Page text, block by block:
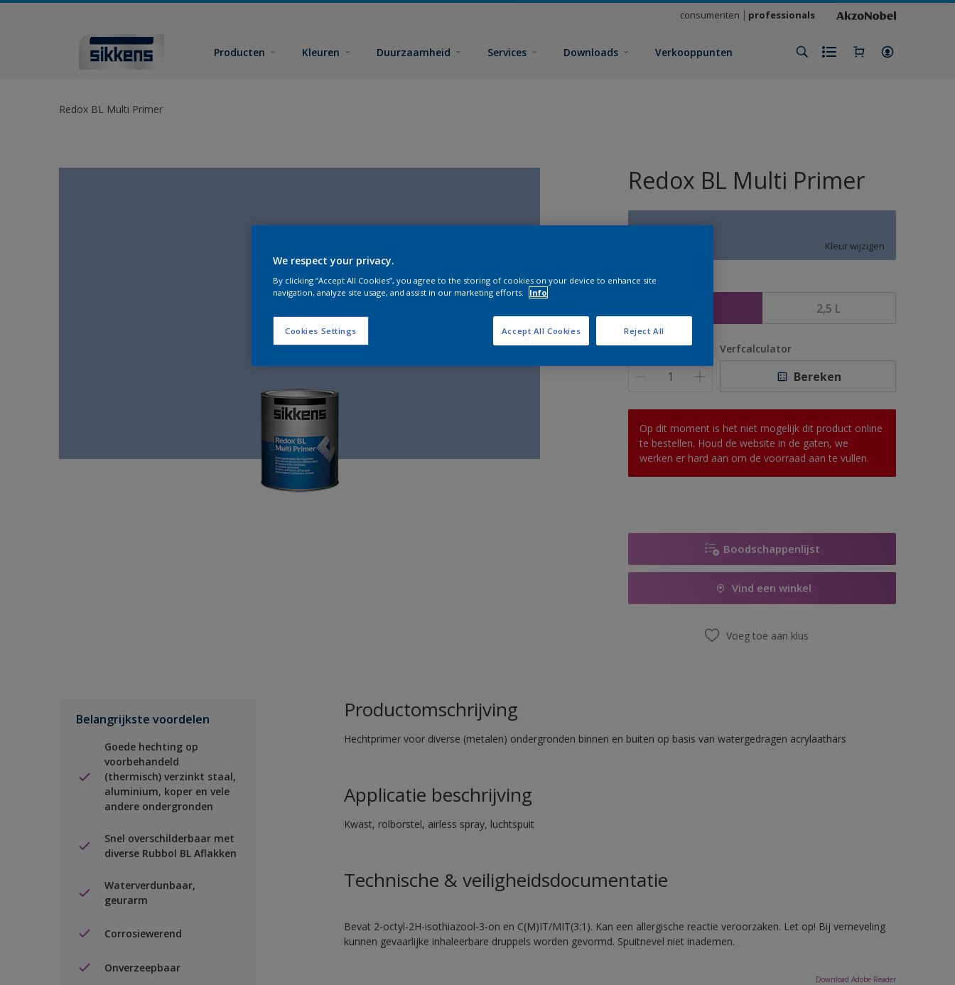
consumenten professionals
Producten Kleuren Duurzaamheid Services Downloads Verkooppunten
Redox BL Multi Primer
Redox BL Multi Primer
T9.17.61
Kleur wijzigen
Grootte
2,5 L
Aantal Verfcalculator
Bereken
Op dit moment is het niet mogelijk dit product online
te bestellen. Houd de website in de gaten, we
werken er hard aan om de voorraad aan te vullen.
Boodschappenlijst
Vind een winkel
Voeg toe aan klus
Belangrijkste voordelen
Goede hechting op
voorbehandeld
(thermisch) verzinkt staal,
aluminium, koper en vele
andere ondergronden
Snel overschilderbaar met
diverse Rubbol BL Aflakken
Waterverdunbaar,
geurarm
Corrosiewerend
Onverzeepbaar
Productomschrijving
Hechtprimer voor diverse (metalen) ondergronden binnen en buiten op basis van watergedragen acrylaathars
Applicatie beschrijving
Kwast, rolborstel, airless spray, luchtspuit
Technische & veiligheidsdocumentatie
Bevat 2-octyl-2H-isothiazool-3-on en C(M)IT/MIT(3:1). Kan een allergische reactie veroorzaken. Let op! Bij verneveling
kunnen gevaarlijke inhaleerbare druppels worden gevormd. Spuitnevel niet inademen.
Download Adobe Reader
We respect your privacy.
By clicking “Accept All Cookies”, you agree to the storing of cookies on your device to enhance site
navigation, analyze site usage, and assist in our marketing efforts.
Info
Cookies Settings Reject All
Accept All Cookies